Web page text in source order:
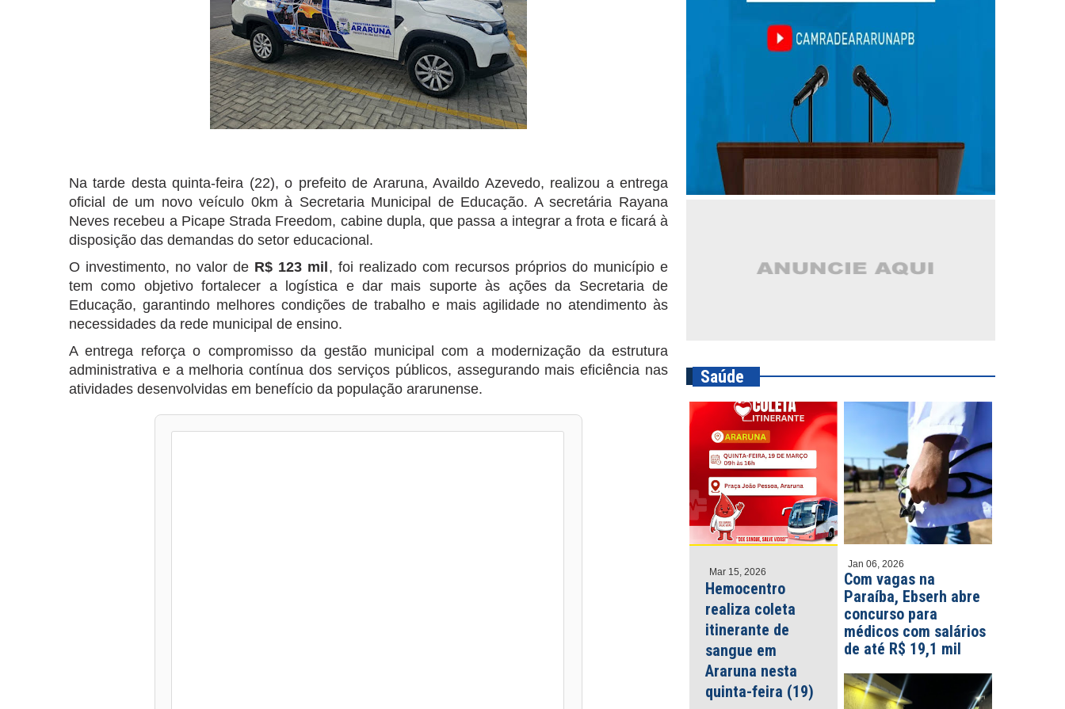
Na tarde desta quinta-feira (22), o prefeito de Araruna, Availdo Azevedo, realizou a entrega
oficial de um novo veículo 0km à Secretaria Municipal de Educação. A secretária Rayana
Neves recebeu a Picape Strada Freedom, cabine dupla, que passa a integrar a frota e ficará à
disposição das demandas do setor educacional.
O investimento, no valor de R$ 123 mil , foi realizado com recursos próprios do município e
tem como objetivo fortalecer a logística e dar mais suporte às ações da Secretaria de
Educação, garantindo melhores condições de trabalho e mais agilidade no atendimento às
necessidades da rede municipal de ensino.
A entrega reforça o compromisso da gestão municipal com a modernização da estrutura
administrativa e a melhoria contínua dos serviços públicos, assegurando mais eficiência nas
atividades desenvolvidas em benefício da população ararunense.
Saúde
Mar 15, 2026
Hemocentro
realiza coleta
itinerante de
sangue em
Araruna nesta
quinta-feira (19)
Jan 06, 2026
Com vagas na
Paraíba, Ebserh abre
concurso para
médicos com salários
de até R$ 19,1 mil